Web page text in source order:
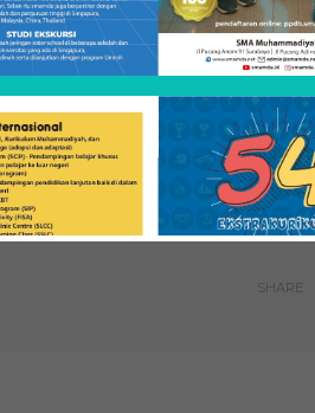
Jajaran pimpinan SMA
Muhammadiyah 2 Surabaya
(smamda) bersama delapan guru
Tahun Pelajaran 2026/2027
(Dokumentasi Ari Hardianto)
Juli 14, 2026
dalam "Berita"
SHARE